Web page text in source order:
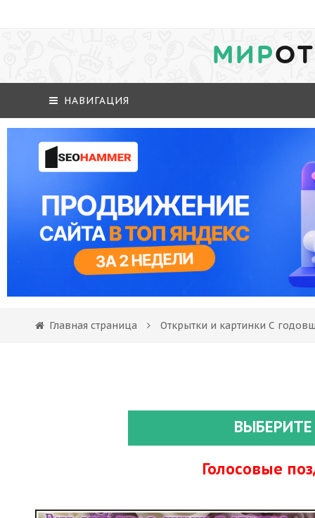
МИР
НАВИГАЦИЯ
Главная страница Открытки и картинки С
Голосовые